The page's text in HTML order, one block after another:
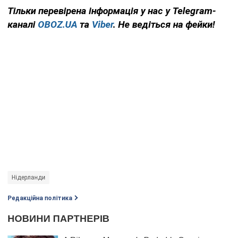
Тільки перевірена інформація у нас у Telegram-
каналі OBOZ.UA та Viber. Не ведіться на фейки!
Нідерланди
Редакційна політика